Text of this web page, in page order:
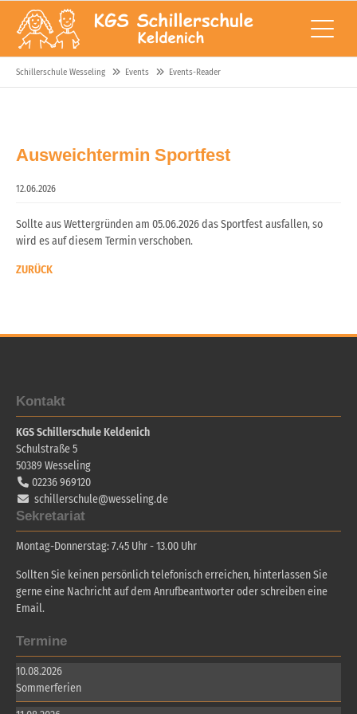
Schillerschule Wesseling Events Events-Reader
Ausweichtermin Sportfest
12.06.2026
Sollte aus Wettergründen am 05.06.2026 das Sportfest ausfallen, so
wird es auf diesem Termin verschoben.
ZURÜCK
Kontakt
KGS Schillerschule Keldenich
Schulstraße 5
50389 Wesseling
02236 969120
schillerschule@wesseling.de
Sekretariat
Montag-Donnerstag: 7.45 Uhr - 13.00 Uhr
Sollten Sie keinen persönlich telefonisch erreichen, hinterlassen Sie
gerne eine Nachricht auf dem Anrufbeantworter oder schreiben eine
Email.
Termine
10.08.2026
Sommerferien